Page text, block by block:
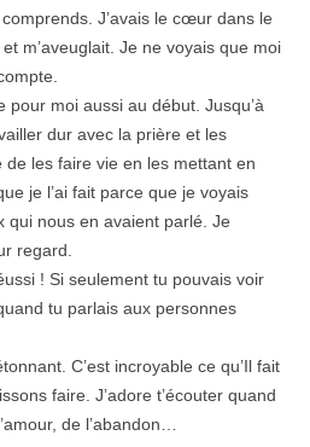
J’avais le cœur dans le
m’aveuglait. Je ne voyais que moi
pour moi aussi au début. Jusqu’à
dur avec la prière et les
de les faire vie en les mettant en
je l’ai fait parce que je voyais
qui nous en avaient parlé. Je
regard.
! Si seulement tu pouvais voir
tu parlais aux personnes
C’est incroyable ce qu’Il fait
faire. J’adore t’écouter quand
de l’abandon…